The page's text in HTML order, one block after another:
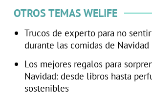
OTROS TEMAS WELIFE
Trucos de experto para no
durante las comidas de Navidad
Los mejores regalos para
Navidad: desde libros hasta
sostenibles